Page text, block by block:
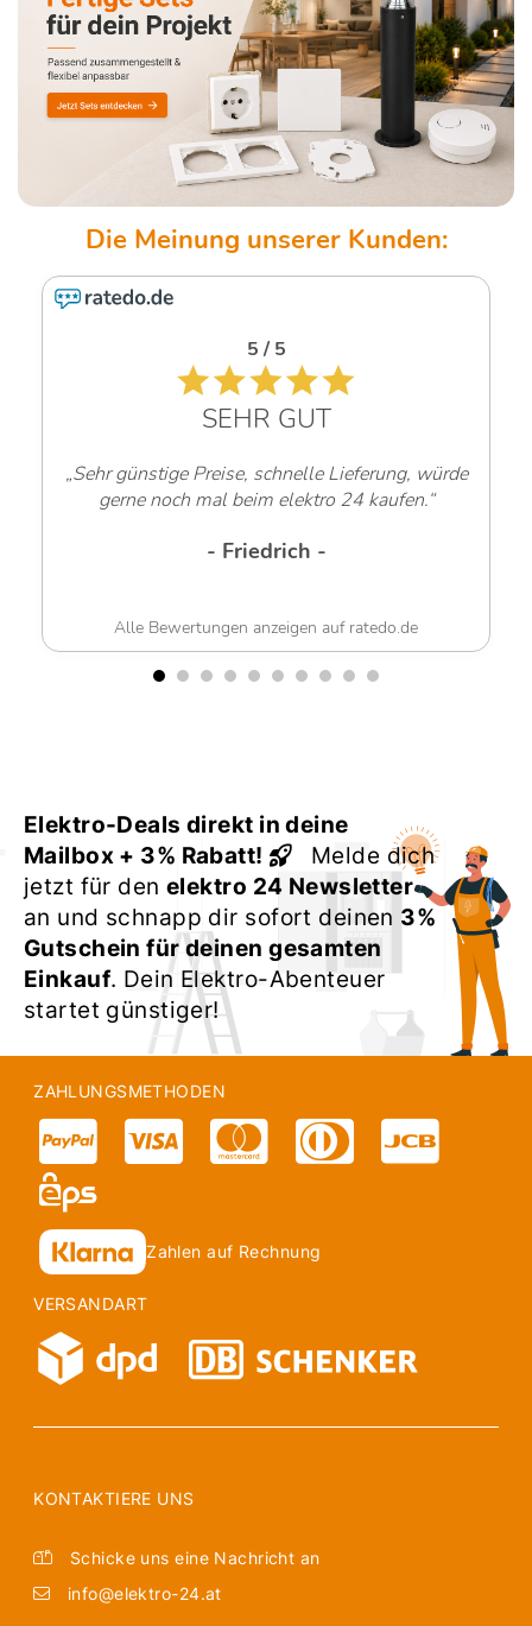
5 / 5
SEHR GUT
„Sehr günstige Preise, schnelle Lieferung, würde
gerne noch mal beim elektro 24 kaufen.“
- Friedrich -
Alle Bewertungen anzeigen auf ratedo.de
Elektro-Deals direkt in deine
Mailbox + 3% Rabatt!
Melde dich
jetzt für denelektro 24 Newsletter
an und schnapp dir sofort deinen 3%
Gutschein für deinen gesamten
Einkauf. Dein Elektro-Abenteuer
startet günstiger!
ZAHLUNGSMETHODEN
Zahlen auf Rechnung
VERSANDART
KONTAKTIERE UNS
Schicke uns eine Nachricht an
info@elektro-24.at